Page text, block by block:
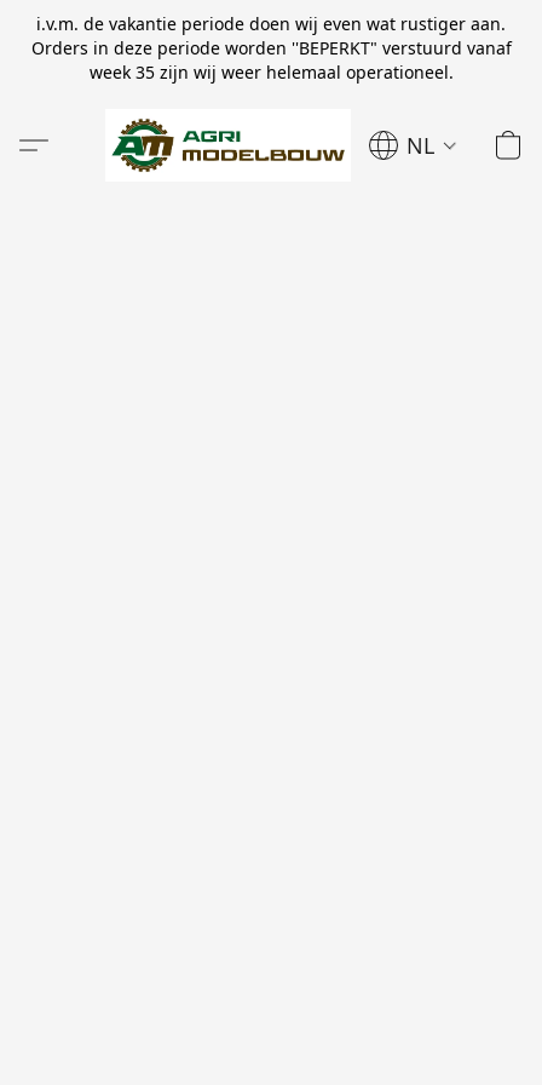
i.v.m. de vakantie periode doen wij even wat rustiger aan.
Orders in deze periode worden ''BEPERKT" verstuurd vanaf
week 35 zijn wij weer helemaal operationeel.
NL